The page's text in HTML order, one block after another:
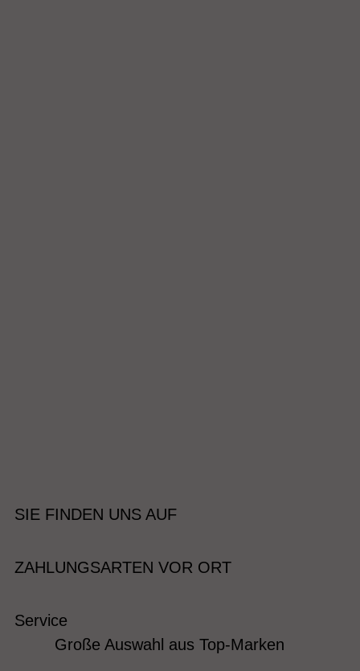
SIE FINDEN UNS AUF
ZAHLUNGSARTEN VOR ORT
Service
Große Auswahl aus Top-Marken